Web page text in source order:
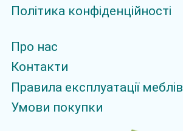
Політика конфіденційності
Про нас
Контакти
Правила експлуатації меблів
Умови покупки